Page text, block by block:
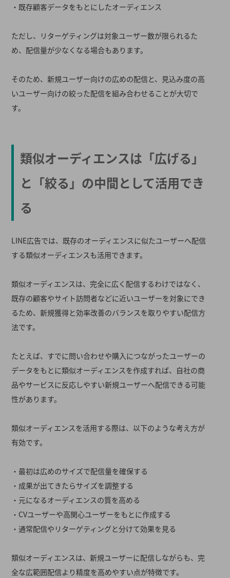
・既存顧客データをもとにしたオーディエンス
ただし、リターゲティングは対象ユーザー数が限られるた
め、配信量が少なくなる場合もあります。
そのため、新規ユーザー向けの広めの配信と、見込み度の高
いユーザー向けの絞った配信を組み合わせることが大切で
す。
類似オーディエンスは「広げる」
と「絞る」の中間として活用でき
る
LINE広告では、既存のオーディエンスに似たユーザーへ配信
する類似オーディエンスも活用できます。
類似オーディエンスは、完全に広く配信するわけではなく、
既存の顧客やサイト訪問者などに近いユーザーを対象にでき
るため、新規獲得と効率改善のバランスを取りやすい配信方
法です。
たとえば、すでに問い合わせや購入につながったユーザーの
データをもとに類似オーディエンスを作成すれば、自社の商
品やサービスに反応しやすい新規ユーザーへ配信できる可能
性があります。
類似オーディエンスを活用する際は、以下のような考え方が
有効です。
・最初は広めのサイズで配信量を確保する
・成果が出てきたらサイズを調整する
・元になるオーディエンスの質を高める
・CVユーザーや高関心ユーザーをもとに作成する
・通常配信やリターゲティングと分けて効果を見る
類似オーディエンスは、新規ユーザーに配信しながらも、完
全な広範囲配信より精度を高めやすい点が特徴です。